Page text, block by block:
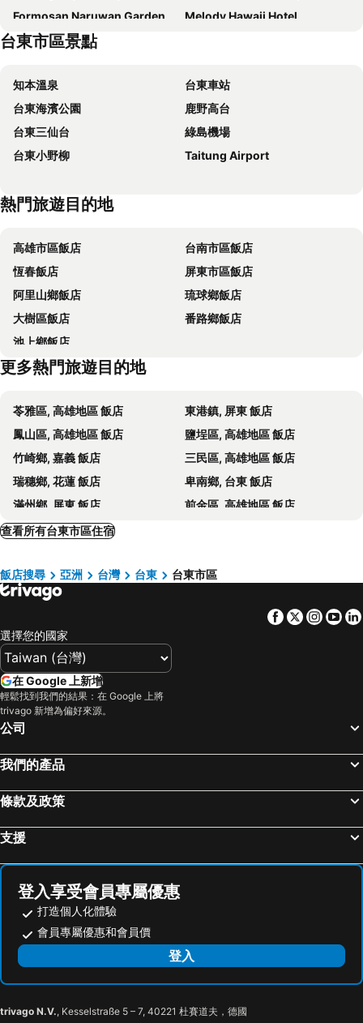
Formosan Naruwan Garden Hotel
Melody Hawaii Hotel
泓泉溫泉渡假村
Hotel Cham Cham Taitung Caesar Park Hotels & Resort
凱旋星光酒店
THE GAYA HOTEL 渡假酒店
亞灣飯店
凱旋星光酒店
Grand Hotel Lili
Luminous Hot Spring Resort & SPA
富野溫泉休閒會館
旅行家商務會館
Sunrise Hotel & Resort Taimali
地景澤行館
Kaishen Hotel
FUNSUMMER
Yes Hotel
金暉大飯店(台東縣)
Apple Hotel
Yoai Mountain Roam Hotel
Fire Island Guest House
Uni Hotel
Lu Dao Homestay
台東峇里商旅酒店
哇軋力共
Tiin Tinn
Traveller Inn Tiehua Cultural and Creative Hotel II
綺麗商旅園區館
Traveller Inn - Mido Hotel
Her Home Homestay
古栗民宿
Yama Sweet Potato Garden
夢想家 24 號電梯民宿
Youyisu-youshangdelinshikezhan
Shiangshiang Forest Hotel
Chi Chu B&b
松柏文旅Cypress Inn
Remindful Homestay
Angel Pension
Green House
台東鹿野森活 訂房後來電確認
Lets Go Papa
台東市區景點
知本溫泉
台東車站
台東海濱公園
鹿野高台
台東三仙台
綠島機場
台東小野柳
Taitung Airport
熱門旅遊目的地
高雄市區飯店
台南市區飯店
恆春飯店
屏東市區飯店
阿里山鄉飯店
琉球鄉飯店
大樹區飯店
番路鄉飯店
池上鄉飯店
更多熱門旅遊目的地
苓雅區, 高雄地區 飯店
東港鎮, 屏東 飯店
鳳山區, 高雄地區 飯店
鹽埕區, 高雄地區 飯店
竹崎鄉, 嘉義 飯店
三民區, 高雄地區 飯店
瑞穗鄉, 花蓮 飯店
卑南鄉, 台東 飯店
滿州鄉, 屏東 飯店
前金區, 高雄地區 飯店
東區, 台南地區 飯店
永康區, 台南地區 飯店
成功鎮, 台東 飯店
綠島鄉, 台東 飯店
太麻里鄉, 台東 飯店
高雄市區, 高雄地區 飯店
屏東市區, 屏東 飯店
琉球鄉, 屏東 飯店
番路鄉, 嘉義 飯店
台南市區, 台南地區 飯店
查看所有台東市區住宿
飯店搜尋 亞洲 台灣 台東 台東市區
Facebook
Twitter
選擇您的國家
在 Google 上新增
輕鬆找到我們的結果：在 Google 上將
trivago 新增為偏好來源。
公司
我們的產品
條款及政策
支援
登入享受會員專屬優惠
打造個人化體驗
會員專屬優惠和會員價
登入
trivago N.V., Kesselstraße 5 – 7, 40221 杜賽道夫，德國